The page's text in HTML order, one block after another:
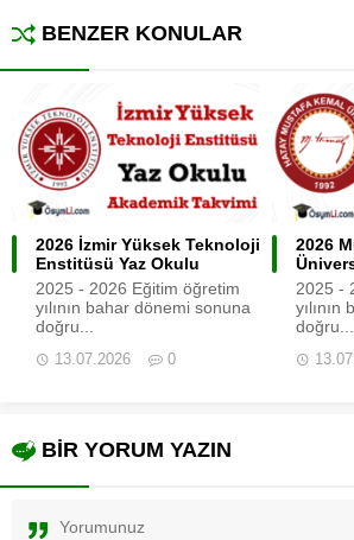
BENZER KONULAR
2026 İzmir Yüksek Teknoloji
Enstitüsü Yaz Okulu
2025 - 2026 Eğitim öğretim
yılının bahar dönemi sonuna
doğru...
13.07.2026 0
2026
2025 -
doğru...
BİR YORUM YAZIN